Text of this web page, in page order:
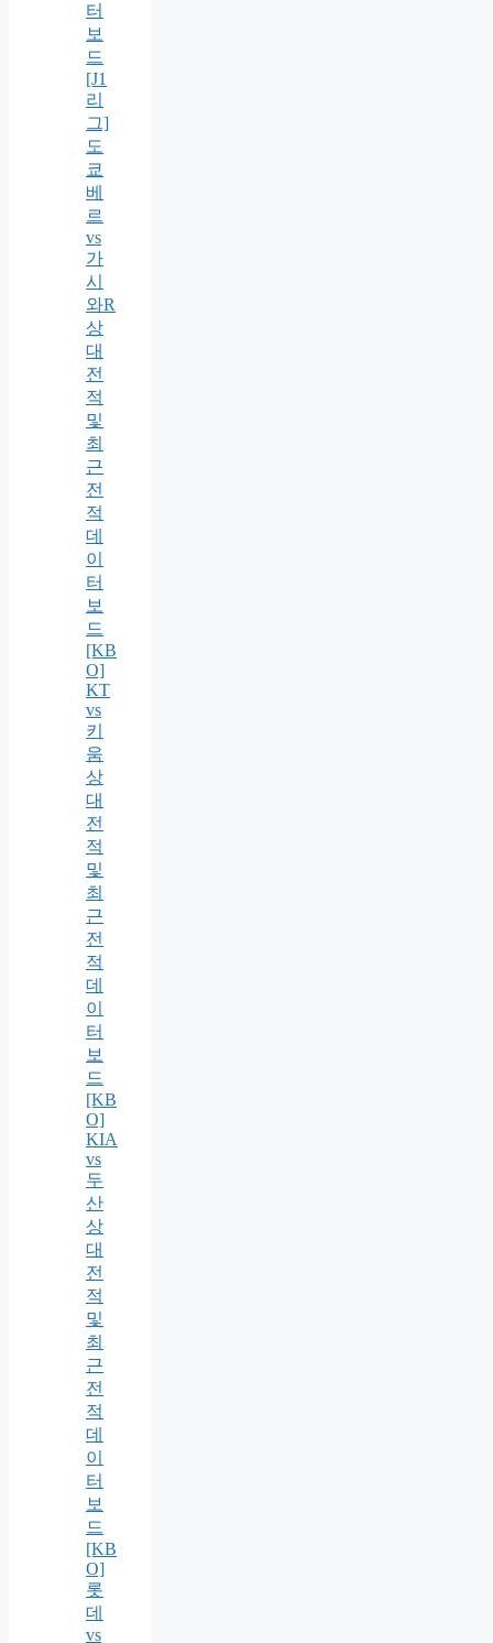
터
보
드
[J1
리
그]
도
쿄
베
르
vs
가
시
와R
상
대
전
적
및
최
근
전
적
데
이
터
보
드
[KB
O]
KT
vs
키
움
상
대
전
적
및
최
근
전
적
데
이
터
보
드
[KB
O]
KIA
vs
두
산
상
대
전
적
및
최
근
전
적
데
이
터
보
드
[KB
O]
롯
데
vs